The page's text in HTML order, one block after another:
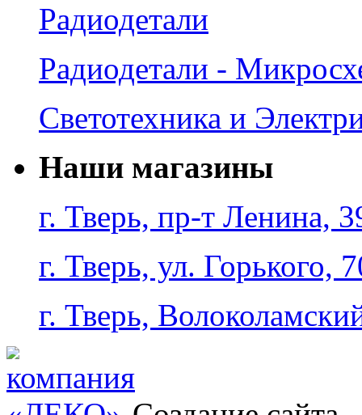
Радиодетали
Радиодетали -
Светотехника и
Наши магазины
г. Тверь, пр-т Ленина,
г. Тверь, ул. Горького,
г. Тверь,